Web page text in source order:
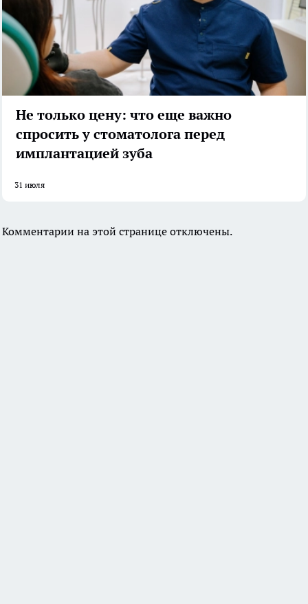
Не только цену: что еще важно
спросить у стоматолога перед
имплантацией зуба
31 июля
Комментарии на этой странице отключены.